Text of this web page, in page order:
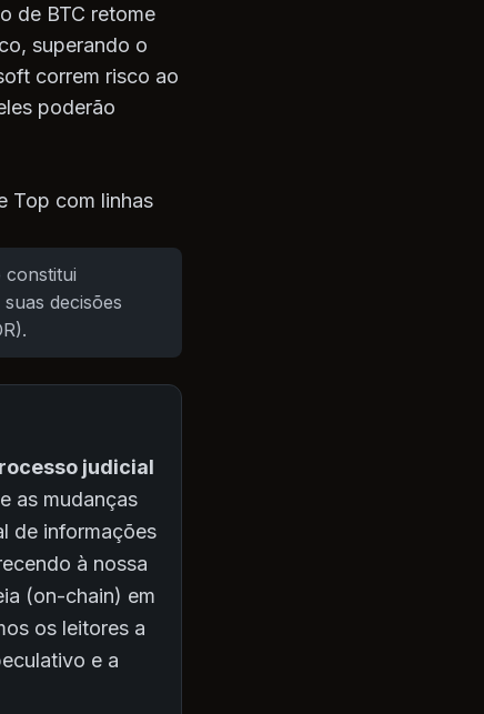
de BTC retome
superando o
correm risco ao
poderão
Top com linhas
constitui
decisões
judicial
as mudanças
de informações
à nossa
(on-chain) em
os leitores a
e a